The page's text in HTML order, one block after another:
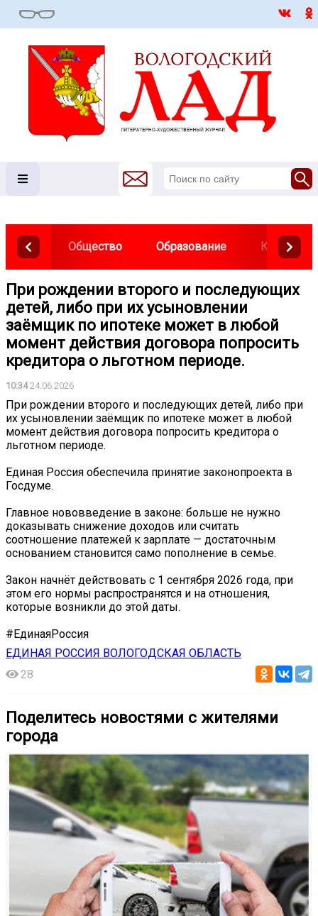
Общество Образование Культура
При рождении второго и последующих
детей, либо при их усыновлении
заёмщик по ипотеке может в любой
момент действия договора попросить
кредитора о льготном периоде.
10:3424.06.2026
При рождении второго и последующих детей, либо при
их усыновлении заёмщик по ипотеке может в любой
момент действия договора попросить кредитора о
льготном периоде.
Единая Россия обеспечила принятие законопроекта в
Госдуме.
Главное нововведение в законе: больше не нужно
доказывать снижение доходов или считать
соотношение платежей к зарплате — достаточным
основанием становится само пополнение в семье.
Закон начнёт действовать с 1 сентября 2026 года, при
этом его нормы распространятся и на отношения,
которые возникли до этой даты.
#ЕдинаяРоссия
ЕДИНАЯ РОССИЯ ВОЛОГОДСКАЯ ОБЛАСТЬ
28
Поделитесь новостями с жителями
города